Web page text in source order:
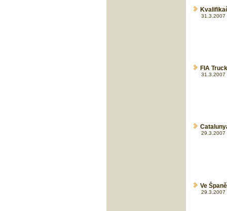
31.3.2007
FIA
31.3.2007
29.3.2007
Ve
29.3.2007